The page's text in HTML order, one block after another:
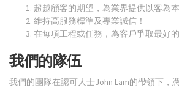
超越顧客的期望，為業界提供以客為
維持高服務標準及專業誠信！
在每項工程或任務，為客戶爭取最好的
我們的隊伍
我們的團隊在認可人士John Lam的帶領下，